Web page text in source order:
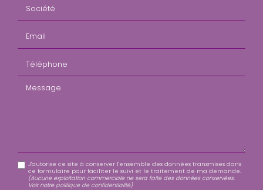
Message
J'autorise ce site à conserver l'ensemble des données transmises dans
ce formulaire pour faciliter le suivi et le traitement de ma demande.
(Aucune exploitation commerciale ne sera faite des données conservées.
Voir notre politique de confidentialité)